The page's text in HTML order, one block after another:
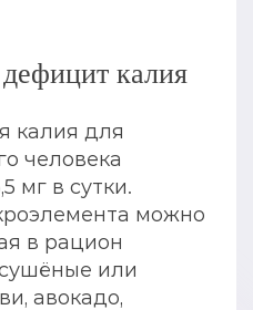
калия
калия для
человека
мг в сутки.
можно
в рацион
или
авокадо,